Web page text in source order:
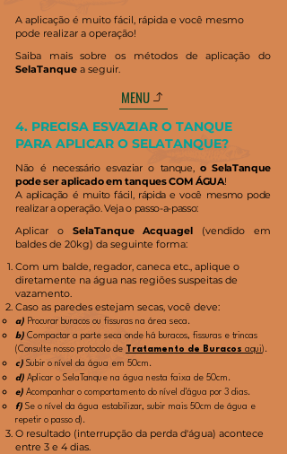
A aplicação é muito fácil, rápida e você mesmo
pode realizar a operação!
Saiba mais sobre os métodos de aplicação do
SelaTanque a seguir
MENU
4. PRECISA ESVAZIAR O TANQUE
PARA APLICAR O SELATANQUE?
Não é necessário esvaziar o tanque, o SelaTanque
pode ser aplicado em tanques COM ÁGUA!
A aplicação é muito fácil, rápida e você mesmo pode
realizar a operação. Veja o passo-a-passo:
Aplicar o SelaTanque Acquagel (vendido em
baldes de 20kg) da seguinte forma:
Com um balde, regador, caneca etc., aplique o
diretamente na água nas regiões suspeitas de
vazamento.
Caso as paredes estejam secas, você deve:
a) Procurar buracos ou fissuras na área seca.
b) Compactar a parte seca onde há buracos, fissuras e trincas
(Consulte nosso protocolo de Tratamento de Buracos aqui).
c) Subir o nível da água em 50cm.
d) Aplicar o SelaTanque na água nesta faixa de 50cm.
e) Acompanhar o comportamento do nível d'água por 3 dias.
f) Se o nível da água estabilizar, subir mais 50cm de água e
repetir o passo d).
O resultado (interrupção da perda d'água) acontece
entre 3 e 4 dias.